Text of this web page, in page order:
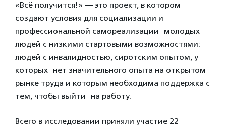
«Всё получится!» — это проект, в котором
создают условия для социализации и
профессиональной самореализации молодых
людей с низкими стартовыми возможностями:
людей с инвалидностью, сиротским опытом, у
которых нет значительного опыта на открытом
рынке труда и которым необходима поддержка с
тем, чтобы выйти на работу.
Всего в исследовании приняли участие 22